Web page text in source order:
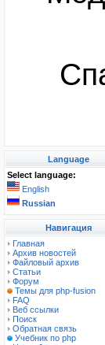
Language
Select language:
English
Russian
Навигация
Главная
Архив новостей
Файловый архив
Статьи
Форум
Темы для php-fusion
FAQ
Веб ссылки
Поиск
Обратная связь
Учебник по php